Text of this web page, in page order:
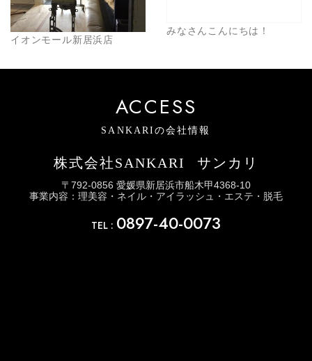
イオンモール新居浜店
みなさんこんにちは！
ACCESS
SANKARIの会社情報
株式会社SANKARI サンカリ
〒792-0856 愛媛県新居浜市船木甲4368-10
事業内容：理美容・ネイル・アイラッシュ・エステ・脱毛
TEL : 0897-40-0073